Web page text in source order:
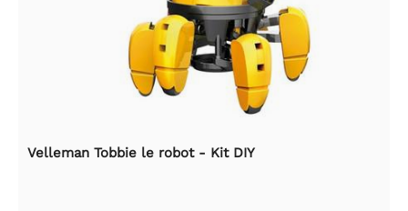
Velleman Tobbie le robot - Kit DIY